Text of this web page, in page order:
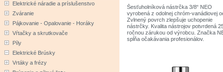
Šesťuholníková nástrčka 3/8“ NEO
vyrobená z odolnej chróm-vanádiovej
Zvlnený povrch zlepšuje uchopenie
nástrčky. Kvalita nástrojov potvrdená
ročnou zárukou od výrobcu. Značka
spĺňa očakávania profesionálov.
Elektrické náradie a príslušenstvo
Zváranie
Pájkovanie - Opalovanie - Horáky
Vŕtačky a skrutkovače
Píly
Elektrické Brúsky
Vrtáky a frézy